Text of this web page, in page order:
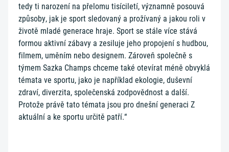
tedy ti narození na přelomu tisíciletí, významně posouvá
způsoby, jak je sport sledovaný a prožívaný a jakou roli v
životě mladé generace hraje. Sport se stále více stává
formou aktivní zábavy a zesiluje jeho propojení s hudbou,
filmem, uměním nebo designem. Zároveň společně s
týmem Sazka Champs chceme také otevírat méně obvyklá
témata ve sportu, jako je například ekologie, duševní
zdraví, diverzita, společenská zodpovědnost a další.
Protože právě tato témata jsou pro dnešní generaci Z
aktuální a ke sportu určitě patří.“